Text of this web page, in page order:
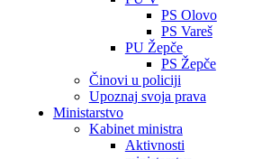
PS Olovo
PS Vareš
PU Žepče
PS Žepče
Činovi u policiji
Upoznaj svoja prava
Ministarstvo
Kabinet ministra
Aktivnosti